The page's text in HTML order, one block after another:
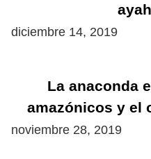
diciembre 14, 2019
La anaconda
amazónicos y el
noviembre 28, 2019